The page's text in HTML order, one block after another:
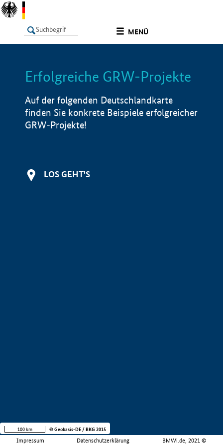
MENÜ
LISTE Info
Erfolgreiche GRW-Projekte
Auf der folgenden Deutschlandkarte
finden Sie konkrete Beispiele erfolgreicher
GRW-Projekte!
LOS GEHT'S
Impressum Datenschutzerklärung BMWi.de, 2021 ©
100 km © Geobasis-DE / BKG 2015